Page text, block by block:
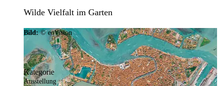
Wilde Vielfalt im Garten
Bild:© eoVision
Kategorie
Ausstellung